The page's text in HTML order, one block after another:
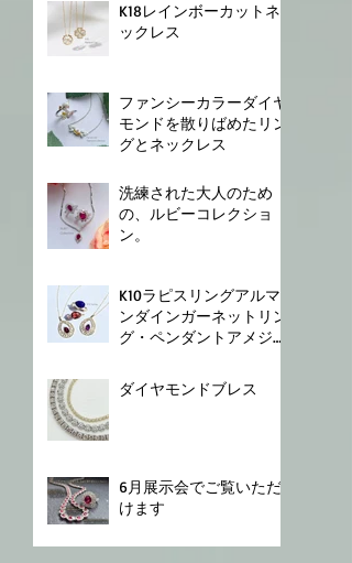
K18⁡⁡レインボーカットネ
ックレス⁡
ファンシーカラーダイヤ
モンドを散りばめたリン
グとネックレス
⁡洗練された大人のため
の、ルビーコレクショ
ン。
K10⁡⁡ラピスリング⁡⁡アルマ
ンダインガーネットリン
グ⁡・ペンダント⁡⁡アメジス
ダイヤモンドブレス⁡
6月展示会でご覧いただ
けます